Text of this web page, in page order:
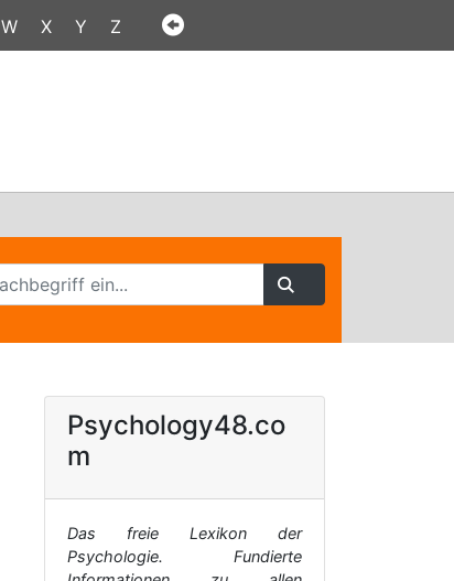
W X Y Z
Psychology48.co
m
Das freie Lexikon der
Psychologie. Fundierte